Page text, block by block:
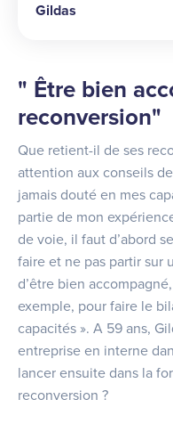
Gildas
" Être bien
reconversion"
Que retient-il de ses
attention aux conseils
jamais douté en mes
partie de mon
de voie, il faut d’abord
faire et ne pas partir sur
d’être bien
exemple, pour faire le
capacités ». A 59 ans,
entreprise en interne
lancer ensuite dans la
reconversion ?